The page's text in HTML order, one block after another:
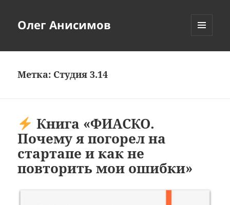
Олег Анисимов
Метка: Студия 3.14
Книга «ФИАСКО.
Почему я погорел на
стартапе и как не
повторить мои ошибки»